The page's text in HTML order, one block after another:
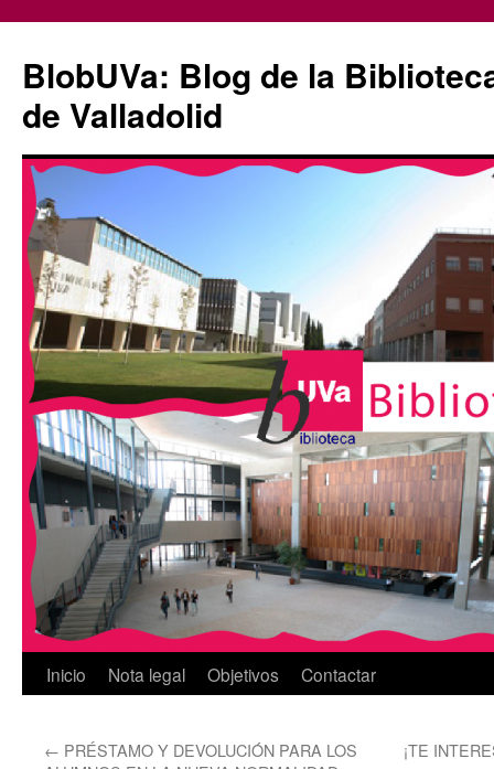
contenido
BlobUVa: Blog de la
de Valladolid
Inicio Nota legal Objetivos Contactar
← PRÉSTAMO Y DEVOLUCIÓN PARA LOS
¡TE